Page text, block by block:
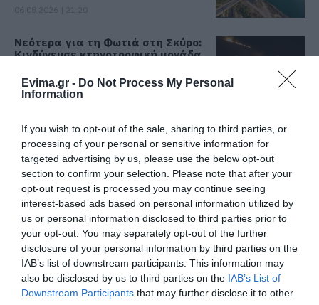
Evima.gr - Do Not Process My Personal
Information
If you wish to opt-out of the sale, sharing to third parties, or
processing of your personal or sensitive information for
targeted advertising by us, please use the below opt-out
section to confirm your selection. Please note that after your
opt-out request is processed you may continue seeing
interest-based ads based on personal information utilized by
us or personal information disclosed to third parties prior to
your opt-out. You may separately opt-out of the further
disclosure of your personal information by third parties on the
IAB’s list of downstream participants. This information may
also be disclosed by us to third parties on the IAB’s List of
Downstream Participants that may further disclose it to other
Νεότερα για τη Φωτιά στη Σκύρο:
Κινδύνευσε κτηνοτροφική μονάδα
06.08.2026 | 21:00
κατανάλωσης σύμφωνα με ειδικό
στο μικροβίωμα του εντέρου
06.08.2026 | 21:00
«Ανάσα» για τους αγρότες στην
Εύβοια: Ολοκληρώθηκε μεγάλο
έργο
06.08.2026 | 20:40
Ο λόγος που τηγανίζουμε ψάρια
του Σωτήρος – Πως θα κάνετε το
τέλειο μαγείρεμα
Όλες οι τελευταίες ειδήσεις
ΠΕΡΙΣΣΟΤΕΡΑ ΑΠΟ ΕΙΔΗΣΕΙΣ ΕΥΒΟΙΑ